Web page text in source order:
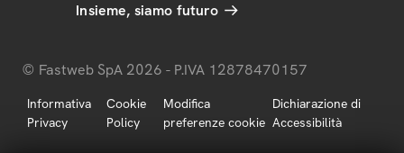
Insieme, siamo futuro
© Fastweb SpA 2026 - P.IVA 12878470157
Informativa
Privacy
Cookie
Policy
Modifica
preferenze cookie
Dichiarazione di
Accessibilità